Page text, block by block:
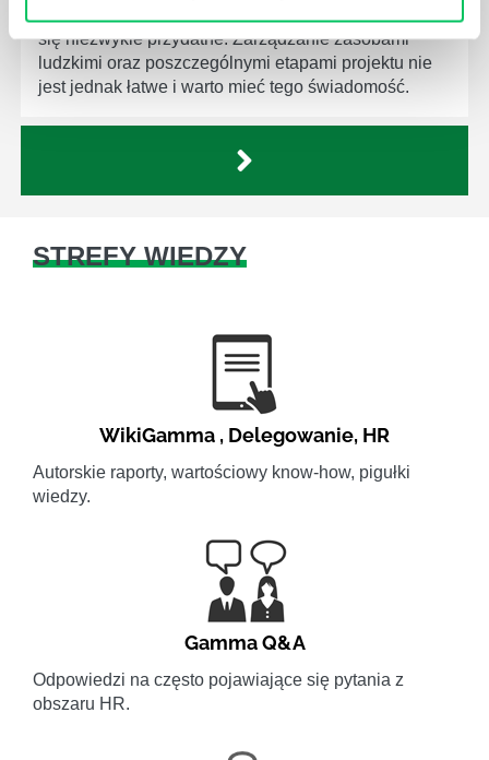
się niezwykle przydatne. Zarządzanie zasobami
ludzkimi oraz poszczególnymi etapami projektu nie
jest jednak łatwe i warto mieć tego świadomość.
STREFY WIEDZY
WikiGamma , Delegowanie, HR
Autorskie raporty, wartościowy know-how, pigułki
wiedzy.
Gamma Q&A
Odpowiedzi na często pojawiające się pytania z
obszaru HR.